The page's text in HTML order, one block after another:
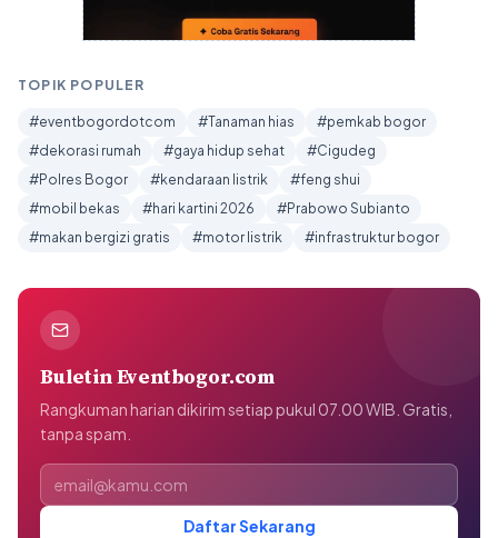
TOPIK POPULER
#eventbogordotcom #Tanaman hias
#pemkab bogor
#dekorasi rumah
#gaya hidup sehat
#Cigudeg
#Polres Bogor
#kendaraan listrik
#feng shui
#mobil bekas
#hari kartini 2026
#Prabowo Subianto
#makan bergizi gratis
#motor listrik #infrastruktur bogor
Buletin Eventbogor.com
Rangkuman harian dikirim setiap pukul 07.00 WIB. Gratis,
tanpa spam.
Alamat email
Daftar Sekarang